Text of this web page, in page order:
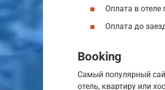
Оплата в отеле
Оплата до
Booking
Самый популярный
отель, квартиру или